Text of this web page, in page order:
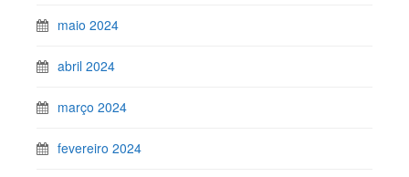
maio 2024
abril 2024
março 2024
fevereiro 2024